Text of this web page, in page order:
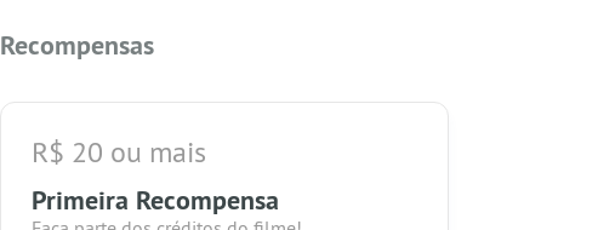
Recompensas
R$ 20 ou mais
Primeira Recompensa